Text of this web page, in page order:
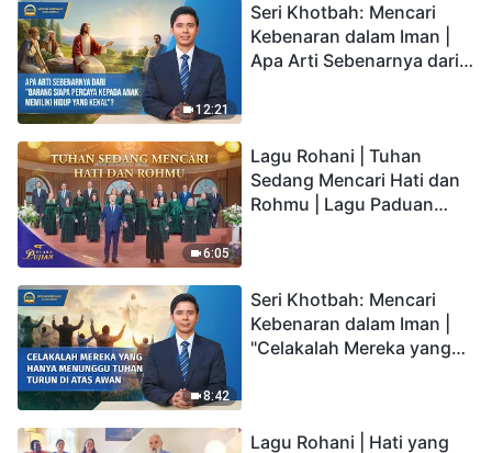
12:21
Seri Khotbah: Mencari
Kebenaran dalam Iman |
Apa Arti Sebenarnya dari
6:05
Lagu Rohani | Tuhan
Sedang Mencari Hati dan
Rohmu | Lagu Paduan
8:42
Seri Khotbah: Mencari
Kebenaran dalam Iman |
"Celakalah Mereka yang
Lagu Rohani | Hati yang